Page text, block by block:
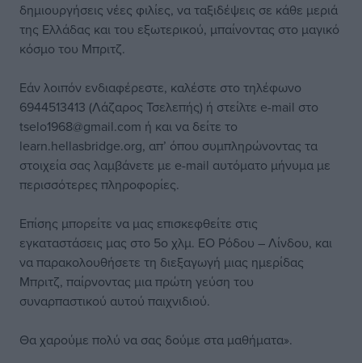
δημιουργήσεις νέες φιλίες, να ταξιδέψεις σε κάθε μεριά
της Ελλάδας και του εξωτερικού, μπαίνοντας στο μαγικό
κόσμο του Μπριτζ.
Εάν λοιπόν ενδιαφέρεστε, καλέστε στο τηλέφωνο
6944513413 (Λάζαρος Τσελεπής) ή στείλτε e-mail στο
tselo1968@gmail.com ή και να δείτε το
learn.hellasbridge.org, απ’ όπου συμπληρώνοντας τα
στοιχεία σας λαμβάνετε με e-mail αυτόματο μήνυμα με
περισσότερες πληροφορίες.
Επίσης μπορείτε να μας επισκεφθείτε στις
εγκαταστάσεις μας στο 5ο χλμ. ΕΟ Ρόδου – Λίνδου, και
να παρακολουθήσετε τη διεξαγωγή μιας ημερίδας
Μπριτζ, παίρνοντας μια πρώτη γεύση του
συναρπαστικού αυτού παιχνιδιού.
Θα χαρούμε πολύ να σας δούμε στα μαθήματα».